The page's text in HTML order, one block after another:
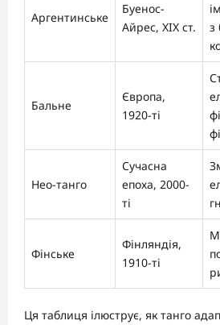
Аргентинське
Буенос-
Айрес, XIX ст.
з
Бальне
Європа,
1920-ті
Нео-танго
Сучасна
епоха, 2000-
ті
Фінське
Фінляндія,
1910-ті
Ця таблиця ілюструє, як танго